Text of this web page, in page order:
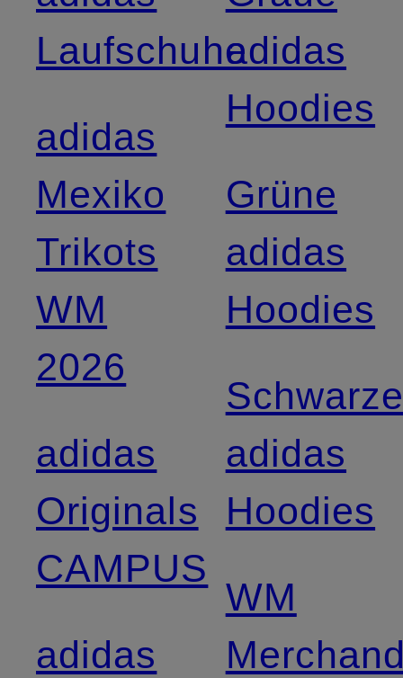
Laufschuhe
adidas
Mexiko
Trikots
WM
2026
adidas
Originals
CAMPUS
adidas
adidas
Hoodies
Grüne
adidas
Hoodies
adidas
Hoodies
WM